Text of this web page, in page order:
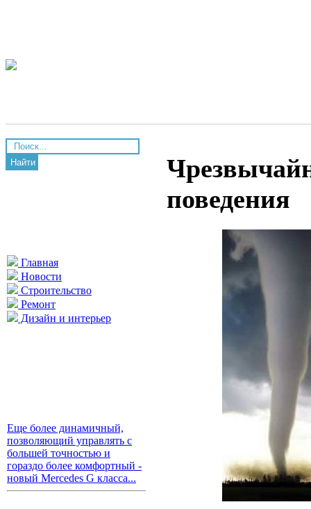
Найти
Главная
Новости
Строительство
Ремонт
Дизайн и интерьер
Еще более динамичный,
позволяющий управлять с
большей точностью и
гораздо более комфортный -
новый Mercedes G класса...
поведения